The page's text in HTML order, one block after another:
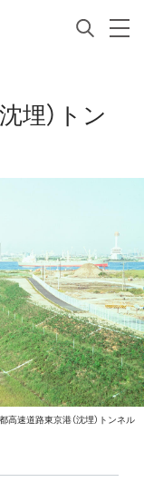
埋）トン
高速道路東京港（沈埋）トンネル